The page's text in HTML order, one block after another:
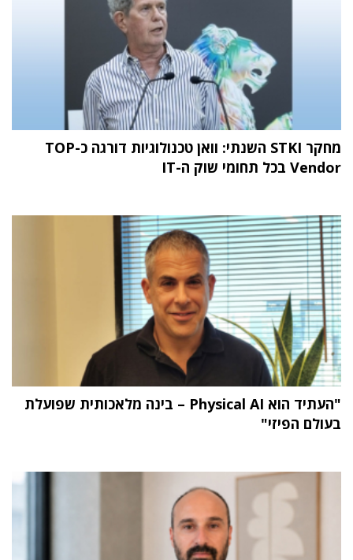
מחקר STKI השנתי: וואן טכנולוגיות דורגה כ-TOP
Vendor בכל תחומי שוק ה-IT
"העתיד הוא Physical AI – בינה מלאכותית שפועלת
בעולם הפיזי"